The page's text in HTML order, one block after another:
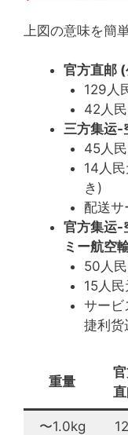
上図の意味を簡
官方直邮
129人
42人
三方集运-
45人
14人
き)
配送サ
官方集运-
ミー航空
50人
15人
サービ
捷利货
重量
〜1.0kg